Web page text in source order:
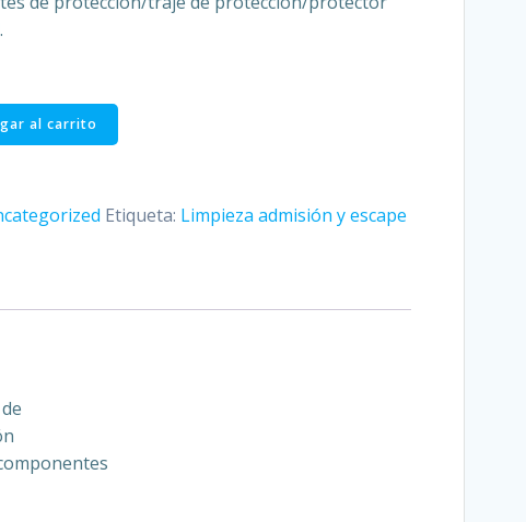
al carrito
Etiqueta: Limpieza admisión y escape